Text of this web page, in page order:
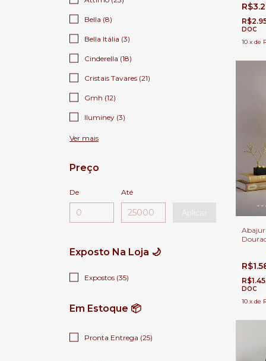
Bella (8)
Bella Itália (3)
Cinderella (18)
Cristais Tavares (21)
Gmh (12)
Iluminey (3)
Ver mais
Preço
De Até
Exposto Na Loja 🌙
Expostos (35)
Em Estoque 📦
Pronta Entrega (25)
Salas
DOC
10 x de
Abajur
Para
e
DOC
10 x de